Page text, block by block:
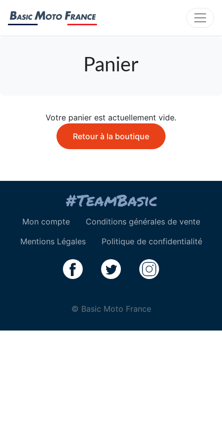
Panier
Votre panier est actuellement vide.
Retour à la boutique
Mon compte
Conditions générales de vente
Mentions Légales
Politique de confidentialité
© Basic Moto France